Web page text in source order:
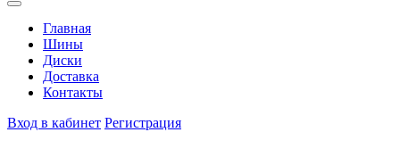
Главная
Шины
Диски
Доставка
Контакты
Вход в кабинет Регистрация